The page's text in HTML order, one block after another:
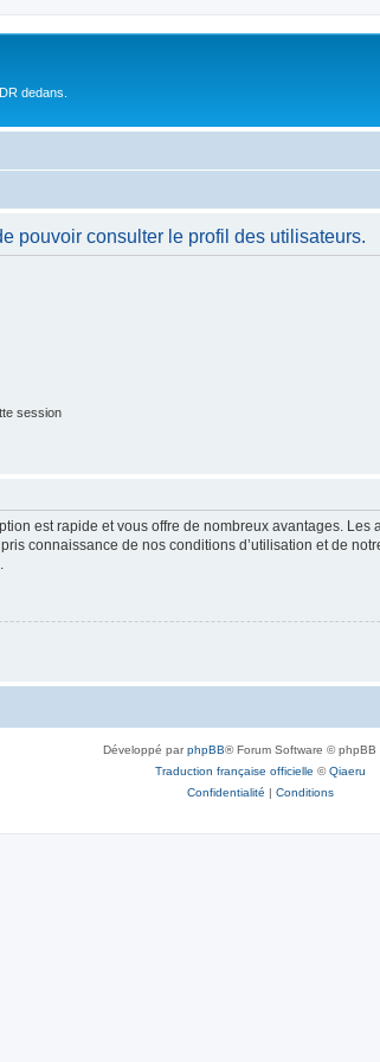
dedans.
pouvoir consulter le profil des utilisateurs.
session
est rapide et vous offre de nombreux avantages.
connaissance de nos conditions d’utilisation et de
Développé parphpBB® Forum Software © phpBB
Traduction française officielle ©Qiaeru
Confidentialité | Conditions